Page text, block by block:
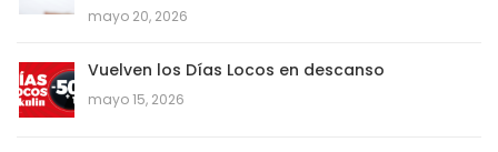
mayo 20, 2026
Vuelven los Días Locos en descanso
mayo 15, 2026